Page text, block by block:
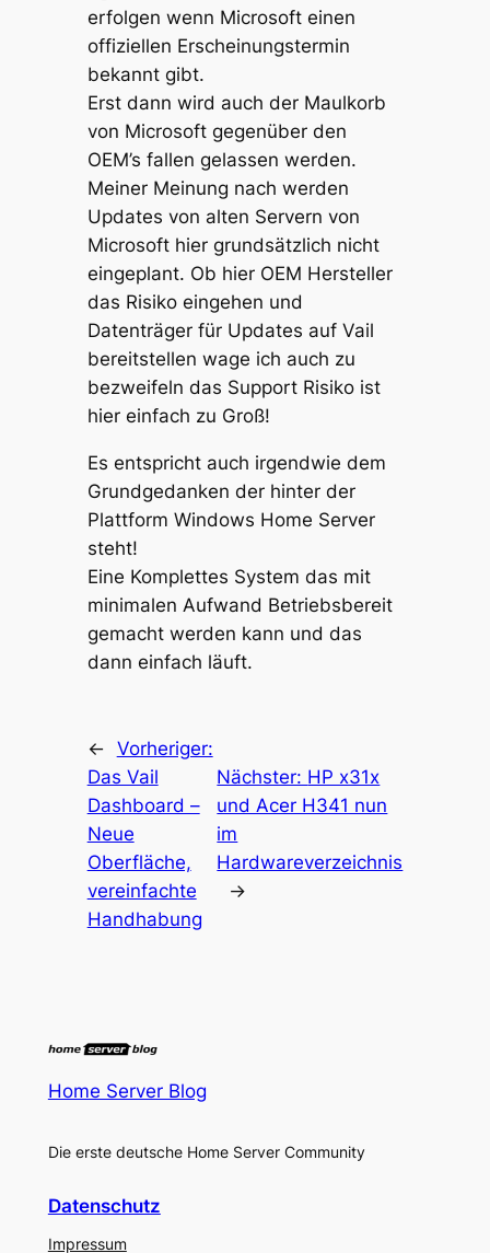
erfolgen wenn Microsoft einen
offiziellen Erscheinungstermin
bekannt gibt.
Erst dann wird auch der Maulkorb
von Microsoft gegenüber den
OEM’s fallen gelassen werden.
Meiner Meinung nach werden
Updates von alten Servern von
Microsoft hier grundsätzlich nicht
eingeplant. Ob hier OEM Hersteller
das Risiko eingehen und
Datenträger für Updates auf Vail
bereitstellen wage ich auch zu
bezweifeln das Support Risiko ist
hier einfach zu Groß!
Es entspricht auch irgendwie dem
Grundgedanken der hinter der
Plattform Windows Home Server
steht!
Eine Komplettes System das mit
minimalen Aufwand Betriebsbereit
gemacht werden kann und das
dann einfach läuft.
← Vorheriger:
Das Vail
Dashboard –
Neue
Oberfläche,
vereinfachte
Handhabung
Nächster: HP x31x
und Acer H341 nun
im
Hardwareverzeichnis
→
Home Server Blog
Die erste deutsche Home Server Community
Datenschutz
Impressum